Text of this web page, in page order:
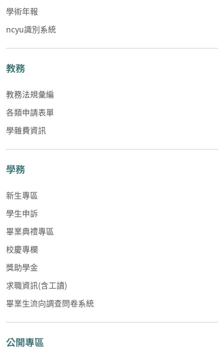
學術年報
ncyu識別系統
教務
教務法規彙編
各類申請表單
學雜費資訊
學務
新生專區
學生申訴
畢業典禮專區
校慶專欄
獎助學金
求職資訊(含工讀)
畢業生流向調查問卷系統
公開專區